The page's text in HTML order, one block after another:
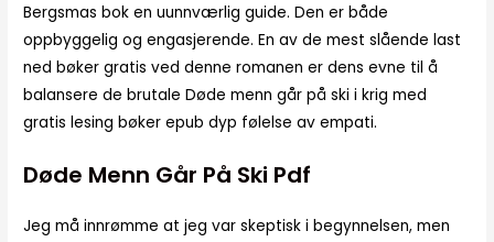
Bergsmas bok en uunnværlig guide. Den er både
oppbyggelig og engasjerende. En av de mest slående last
ned bøker gratis ved denne romanen er dens evne til å
balansere de brutale Døde menn går på ski i krig med
gratis lesing bøker epub dyp følelse av empati.
Døde Menn Går På Ski Pdf
Jeg må innrømme at jeg var skeptisk i begynnelsen, men